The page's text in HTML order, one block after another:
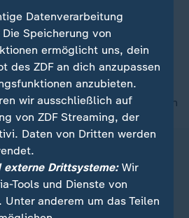
sind der Ansicht, dass
einen guten Start hingelegt
nach oben
Datenverarbeitung
Die Speicherung von
ermöglicht uns, dein
des ZDF an dich anzupassen
anzubieten.
wir ausschließlich auf
von ZDF Streaming, der
Daten von Dritten werden
externe Drittsysteme:Wir
Tools und Dienste von
Unter anderem um das Teilen